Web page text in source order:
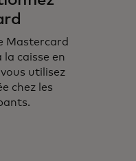
Mastercard
la caisse en
utilisez
chez les